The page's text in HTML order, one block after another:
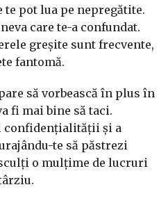
pot lua pe nepregătite.
care te-a confundat.
greșite sunt frecvente,
fantomă.
să vorbească în plus în
fi mai bine să taci.
confidențialității și a
te să păstrezi
o mulțime de lucruri